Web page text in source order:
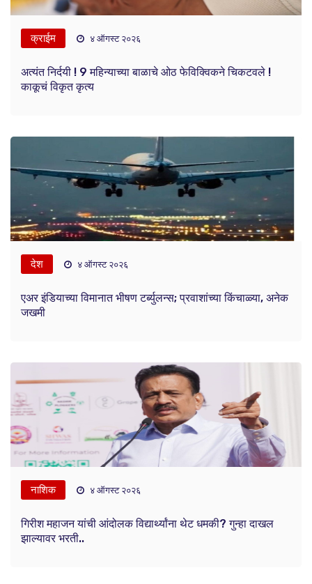
क्राईम ४ ऑगस्ट २०२६
अत्यंत निर्दयी ! 9 महिन्याच्या बाळाचे ओठ फेविक्विकने चिकटवले !
काकूचं विकृत कृत्य
देश ४ ऑगस्ट २०२६
एअर इंडियाच्या विमानात भीषण टर्ब्युलन्स; प्रवाशांच्या किंचाळ्या, अनेक
जखमी
नाशिक ४ ऑगस्ट २०२६
गिरीश महाजन यांची आंदोलक विद्यार्थ्यांना थेट धमकी? गुन्हा दाखल
झाल्यावर भरती..